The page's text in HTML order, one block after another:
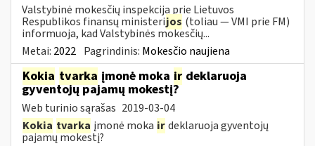
Valstybinė mokesčių inspekcija prie Lietuvos
Respublikos finansų ministerijos (toliau ― VMI prie FM)
informuoja, kad Valstybinės mokesčių...
Metai: 2022 Pagrindinis: Mokesčio naujiena
Kokia tvarka įmonė moka ir deklaruoja
gyventojų pajamų mokestį?
Web turinio sąrašas 2019-03-04
Kokia tvarka įmonė moka irdeklaruoja gyventojų
pajamų mokestį?